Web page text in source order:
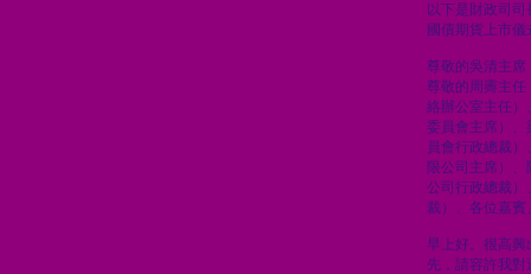
以下是財政司
國債期貨上市
尊敬的吳清主席
尊敬的周霽主任
絡辦公室主任）
委員會主席）、
員會行政總裁
限公司主席）
公司行政總裁）
裁）、各位嘉賓
早上好。很高興
先，請容許我